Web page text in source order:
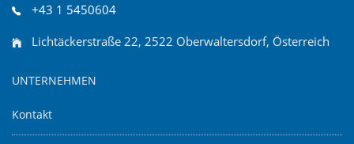
+43 1 5450604
Lichtäckerstraße 22, 2522 Oberwaltersdorf, Österreich
UNTERNEHMEN
Kontakt